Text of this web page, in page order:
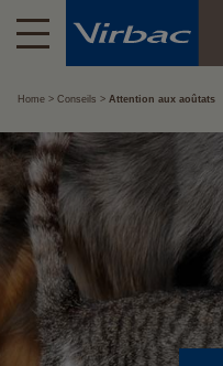
Home Conseils Attention aux aoûtats